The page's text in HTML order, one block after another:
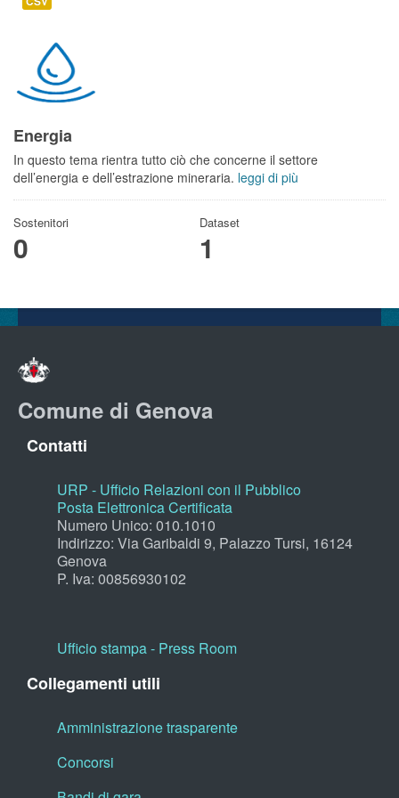
Energia
In questo tema rientra tutto ciò che concerne il settore
dell’energia e dell’estrazione mineraria. leggi di più
Sostenitori
0
Dataset
1
Comune di Genova
Contatti
URP - Ufficio Relazioni con il Pubblico
Posta Elettronica Certificata
Numero Unico: 010.1010
Indirizzo: Via Garibaldi 9, Palazzo Tursi, 16124
Genova
P. Iva: 00856930102
Ufficio stampa - Press Room
Collegamenti utili
Amministrazione trasparente
Concorsi